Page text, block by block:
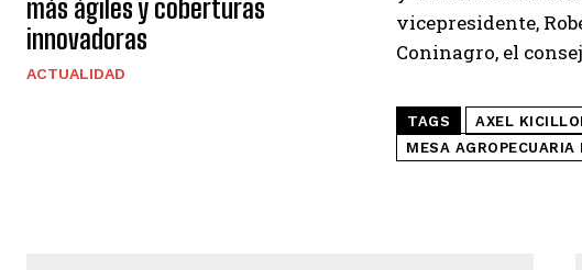
más ágiles y coberturas
innovadoras
ACTUALIDAD
vicepresidente,
Coninagro, el
TAGS AXEL
MESA AGROPECUARIA